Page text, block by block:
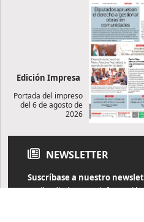
Edición Impresa
Portada del impreso
del 6 de agosto de
2026
NEWSLETTER
Suscríbase a nuestro
Reciba diariamente